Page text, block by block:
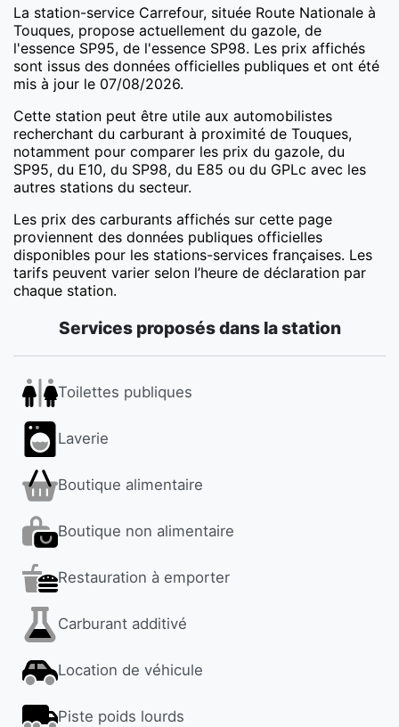
La station-service Carrefour, située Route Nationale à
Touques, propose actuellement du gazole, de
l'essence SP95, de l'essence SP98. Les prix affichés
sont issus des données officielles publiques et ont été
mis à jour le 07/08/2026.
Cette station peut être utile aux automobilistes
recherchant du carburant à proximité de Touques,
notamment pour comparer les prix du gazole, du
SP95, du E10, du SP98, du E85 ou du GPLc avec les
autres stations du secteur.
Les prix des carburants affichés sur cette page
proviennent des données publiques officielles
disponibles pour les stations-services françaises. Les
tarifs peuvent varier selon l’heure de déclaration par
chaque station.
Services proposés dans la station
Toilettes publiques
Laverie
Boutique alimentaire
Boutique non alimentaire
Restauration à emporter
Carburant additivé
Location de véhicule
Piste poids lourds